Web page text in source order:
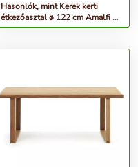
Hasonlók, mint Kerek kerti
étkezőasztal ø 122 cm Amalfi –
Hartman